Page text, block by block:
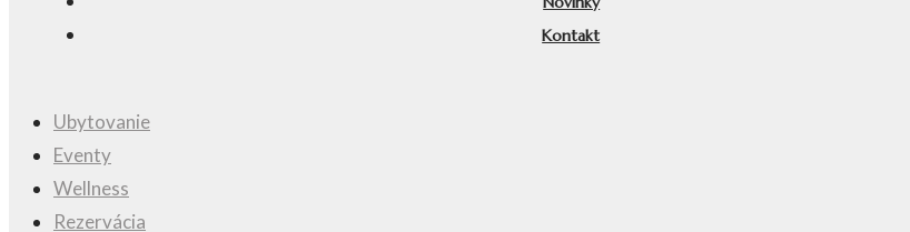
Kontakt
Ubytovanie
Eventy
Wellness
Rezervácia